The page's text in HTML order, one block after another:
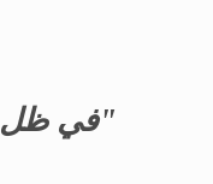
"في ظل